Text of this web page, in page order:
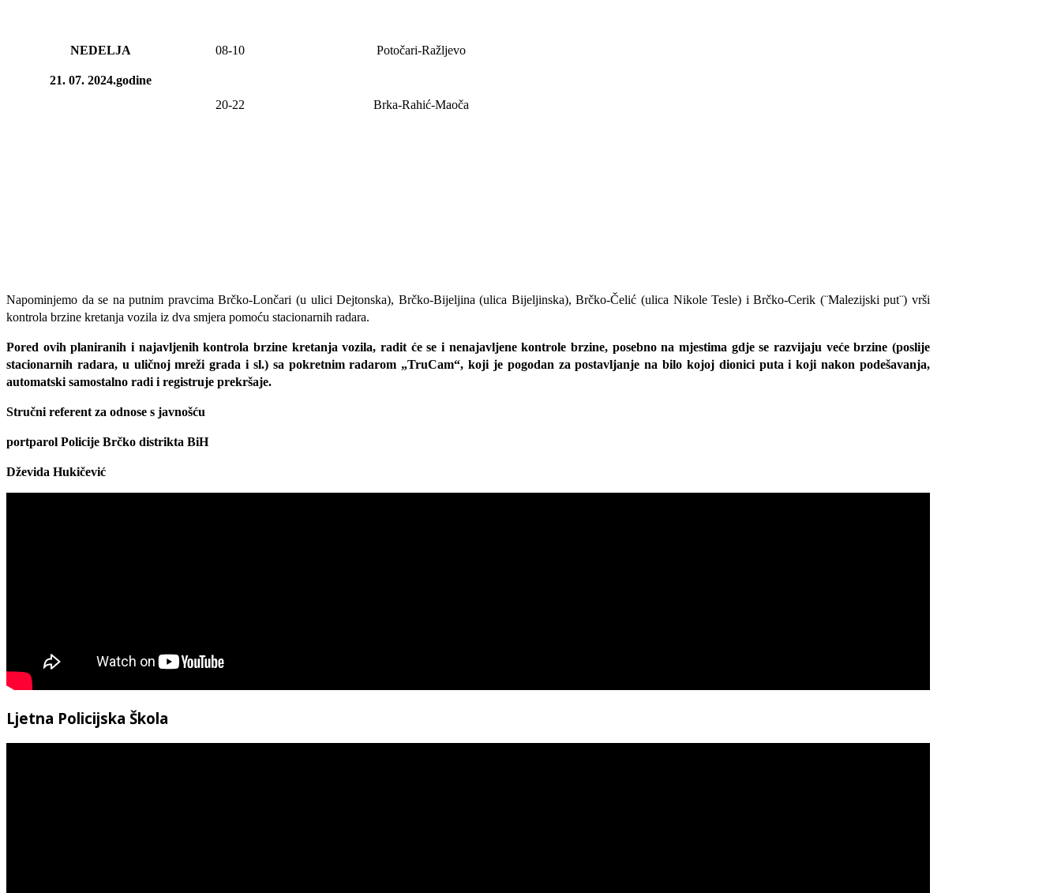
NEDELJA
21. 07. 2024.godine
08-10 Potočari-Ražljevo
20-22 Brka-Rahić-Maoča
Napominjemo da se na putnim pravcima Brčko-Lončari (u ulici Dejtonska), Brčko-Bijeljina (ulica Bijeljinska), Brčko-Čelić (ulica Nikole Tesle) i Brčko-Cerik (¨Malezijski put¨) vrši
kontrola brzine kretanja vozila iz dva smjera pomoću stacionarnih radara.
Pored ovih planiranih i najavljenih kontrola brzine kretanja vozila, radit će se i nenajavljene kontrole brzine, posebno na mjestima gdje se razvijaju veće brzine (poslije
stacionarnih radara, u uličnoj mreži grada i sl.) sa pokretnim radarom „TruCam“, koji je pogodan za postavljanje na bilo kojoj dionici puta i koji nakon podešavanja,
automatski samostalno radi i registruje prekršaje.
Stručni referent za odnose s javnošću
portparol Policije Brčko distrikta BiH
Dževida Hukičević
Ljetna Policijska Škola